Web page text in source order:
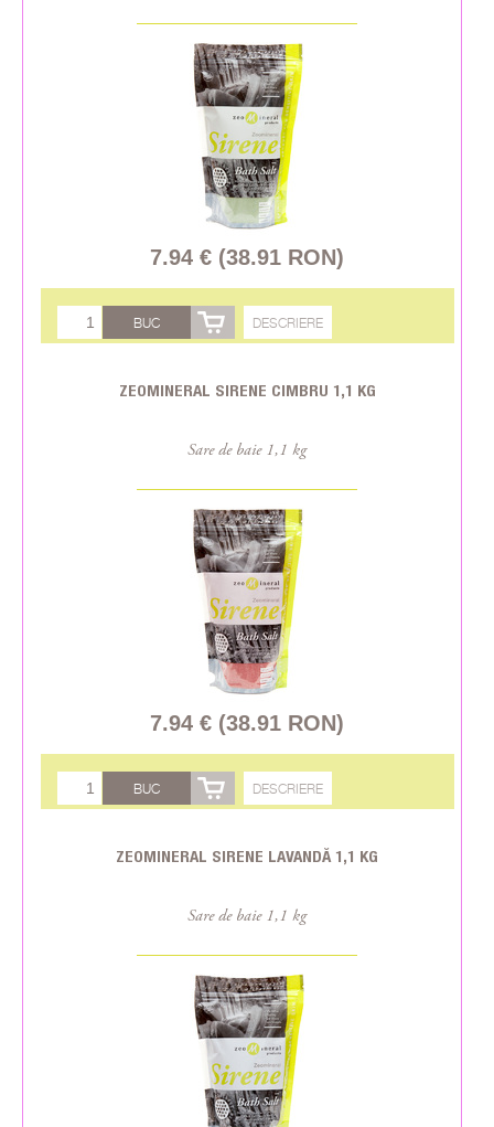
7.94 € (38.91 RON)
BUC DESCRIERE
ZEOMINERAL SIRENE CIMBRU 1,1 KG
Sare de baie 1,1 kg
7.94 € (38.91 RON)
BUC DESCRIERE
ZEOMINERAL SIRENE LAVANDĂ 1,1 KG
Sare de baie 1,1 kg